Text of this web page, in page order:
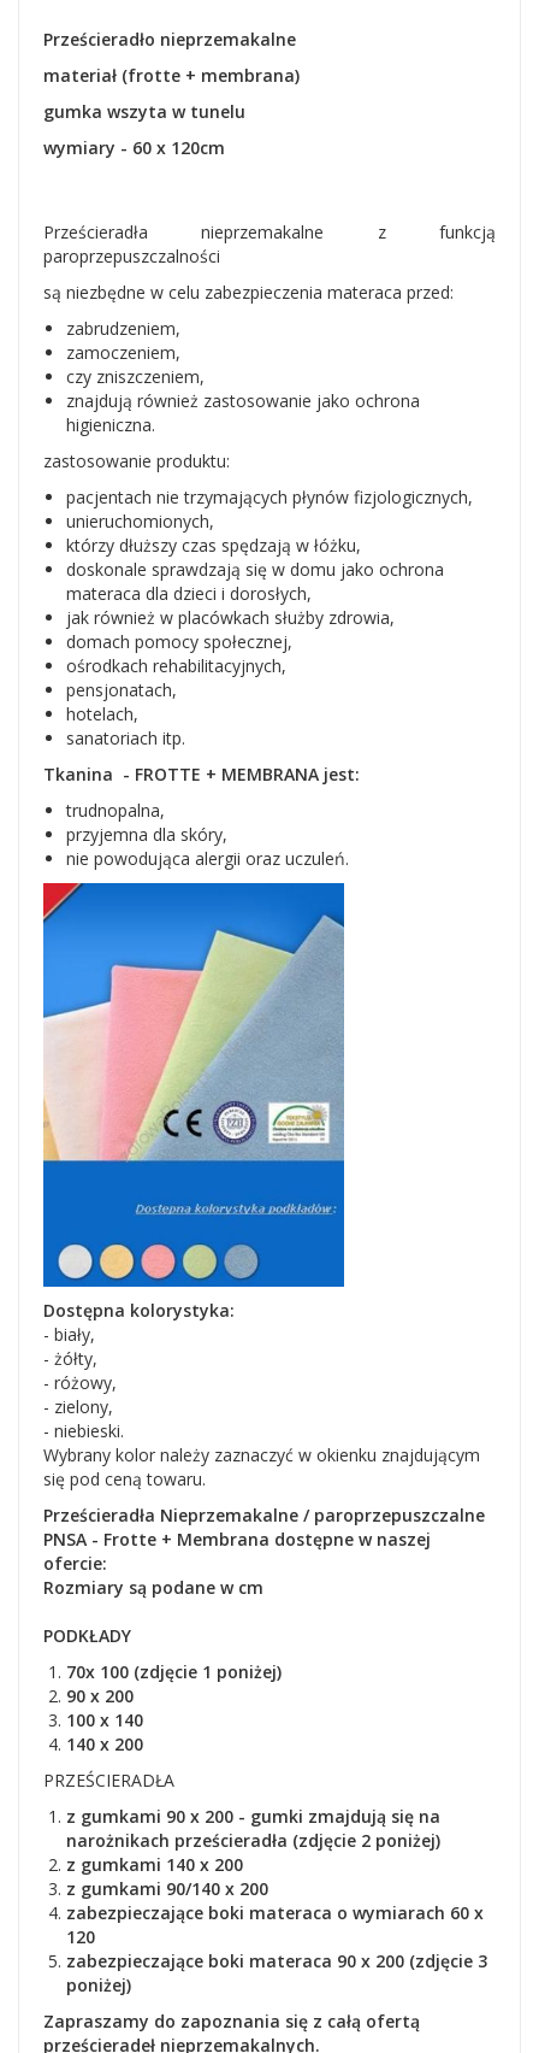
Prześcieradło nieprzemakalne
materiał (frotte + membrana)
gumka wszyta w tunelu
wymiary - 60 x 120cm
Prześcieradła nieprzemakalne z funkcją
paroprzepuszczalności
są niezbędne w celu zabezpieczenia materaca przed:
zabrudzeniem,
zamoczeniem,
czy zniszczeniem,
znajdują również zastosowanie jako ochrona
higieniczna.
zastosowanie produktu:
pacjentach nie trzymających płynów fizjologicznych,
unieruchomionych,
którzy dłuższy czas spędzają w łóżku,
doskonale sprawdzają się w domu jako ochrona
materaca dla dzieci i dorosłych,
jak również w placówkach służby zdrowia,
domach pomocy społecznej,
ośrodkach rehabilitacyjnych,
pensjonatach,
hotelach,
sanatoriach itp.
Tkanina - FROTTE + MEMBRANA jest:
trudnopalna,
przyjemna dla skóry,
nie powodująca alergii oraz uczuleń.
Dostępna kolorystyka:
- biały,
- żółty,
- różowy,
- zielony,
- niebieski.
Wybrany kolor należy zaznaczyć w okienku znajdującym
się pod ceną towaru.
Prześcieradła Nieprzemakalne / paroprzepuszczalne
PNSA - Frotte + Membrana dostępne w naszej
ofercie:
Rozmiary są podane w cm
PODKŁADY
70x 100 (zdjęcie 1 poniżej)
90 x 200
100 x 140
140 x 200
PRZEŚCIERADŁA
z gumkami 90 x 200 - gumki zmajdują się na
narożnikach prześcieradła (zdjęcie 2 poniżej)
z gumkami 140 x 200
z gumkami 90/140 x 200
zabezpieczające boki materaca o wymiarach 60 x
120
zabezpieczające boki materaca 90 x 200 (zdjęcie 3
poniżej)
Zapraszamy do zapoznania się z całą ofertą
prześcieradeł nieprzemakalnych.